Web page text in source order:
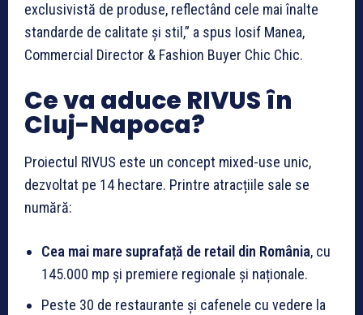
exclusivistă de produse, reflectând cele mai înalte
standarde de calitate și stil,” a spus Iosif Manea,
Commercial Director & Fashion Buyer Chic Chic.
Ce va aduce RIVUS în
Cluj-Napoca?
Proiectul RIVUS este un concept mixed-use unic,
dezvoltat pe 14 hectare. Printre atracțiile sale se
numără:
Cea mai mare suprafață de retail din România, cu
145.000 mp și premiere regionale și naționale.
Peste 30 de restaurante și cafenele cu vedere la